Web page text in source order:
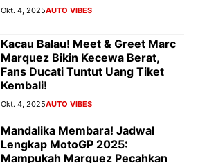
Okt. 4, 2025AUTO VIBES
Kacau Balau! Meet & Greet Marc
Marquez Bikin Kecewa Berat,
Fans Ducati Tuntut Uang Tiket
Kembali!
Okt. 4, 2025AUTO VIBES
Mandalika Membara! Jadwal
Lengkap MotoGP 2025:
Mampukah Marquez Pecahkan